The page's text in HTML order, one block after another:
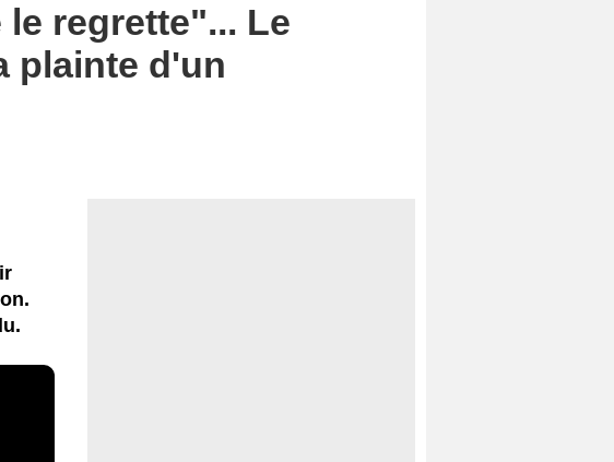
le regrette"... Le
plainte d'un